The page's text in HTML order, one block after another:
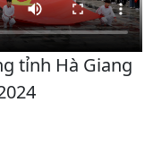
tỉnh Hà Giang